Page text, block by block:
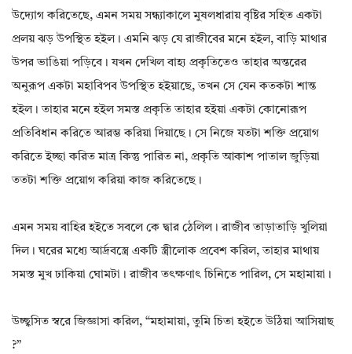
উদ্যোগ করিতেছে, এমন সময় সন্ধ্যাকালে মুষলধারায় বৃষ্টির সহিত একটা
প্রলয় ঝড় উপস্থিত হইল। এমনি ঝড় যে রাজীবের মনে হইল, বাড়ি মাথার
উপর ভাঙিয়া পড়িবে। যখন দেখিল বাহ্য প্রকৃতিতেও তাহার অন্তরের
অনুরূপ একটা মহাবিপব উপস্থিত হইয়াছে, তখন সে যেন কতকটা শান্ত
হইল। তাহার মনে হইল সমস্ত প্রকৃতি তাহার হইয়া একটা কোনোরূপ
প্রতিবিধান করিতে আরম্ভ করিয়া দিয়াছে। সে নিজে যতটা শক্তি প্রয়োগ
করিতে ইচ্ছা করিত মাত্র কিন্তু পারিত না, প্রকৃতি আকাশ পাতাল জুড়িয়া
ততটা শক্তি প্রয়োগ করিয়া কাজ করিতেছে।
এমন সময় বাহির হইতে সবলে কে দ্বার ঠেলিল। রাজীব তাড়াতাড়ি খুলিয়া
দিল। ঘরের মধ্যে আর্দ্রবস্ত্রে একটি স্ত্রীলোক প্রবেশ করিল, তাহার মাথায়
সমস্ত মুখ ঢাকিয়া ঘোমটা। রাজীব তৎক্ষণাৎ চিনিতে পারিল, সে মহামায়া।
উচ্ছ্বসিত স্বরে জিজ্ঞাসা করিল, “মহামায়া, তুমি চিতা হইতে উঠিয়া আসিয়াছ
?”